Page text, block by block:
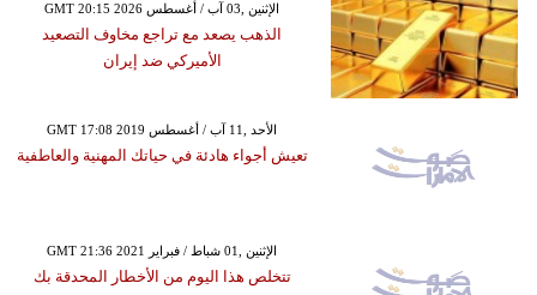
GMT 20:15 2026 الإثنين ,03 آب / أغسطس
الذهب يصعد مع تراجع مخاوف التصعيد
الأميركي ضد إيران
GMT 17:08 2019 الأحد ,11 آب / أغسطس
تعيش أجواء هادئة في حياتك المهنية والعاطفية
GMT 21:36 2021 الإثنين ,01 شباط / فبراير
تتخلص هذا اليوم من الأخطار المحدقة بك